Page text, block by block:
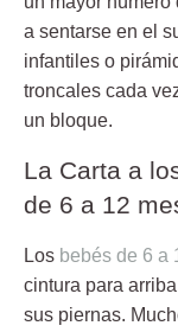
a sentarse en el
infantiles o
troncales cada
un bloque.
La Carta a
de 6 a 12
Los bebés de 6 a
cintura para
sus piernas.